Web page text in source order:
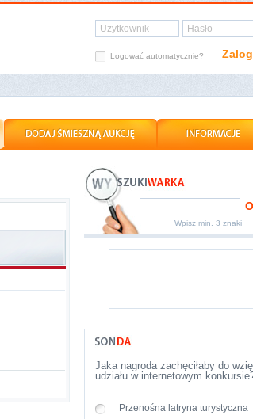
Użytkownik Hasło
Logować automatycznie?
Wpisz min. 3 znaki
Jaka nagroda zachęciłaby do
udziału w internetowym
Przenośna latryna turystyczna